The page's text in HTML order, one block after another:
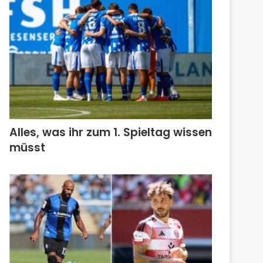
Alles, was ihr zum 1. Spieltag wissen
müsst